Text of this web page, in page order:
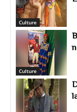
Culture
Culture